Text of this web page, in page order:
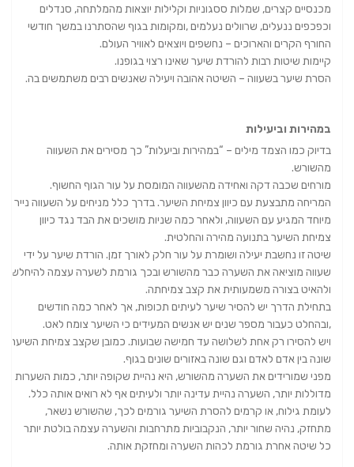
מכנסיים קצרים, שמלות ססגוניות וקלילות יוצאות מהמלתחה, סנדלים
וכפכפים ננעלים, שרוולים נעלמים ,ומקומות בגוף שהסתרנו במשך חודשי
החורף הקרים והארוכים – נחשפים ויוצאים לאוויר העולם.
קיימות שיטות רבות להורדת שיער שאינו רצוי בגופנו.
הסרת שיער בשעווה – השיטה אהובה ויעילה שאנשים רבים משתמשים בה.
במהירות וביעילות
בדיוק כמו הצמד מילים – “במהירות וביעלות” כך מסירים את השעווה
מהשורש.
מורחים שכבה דקה ואחידה מהשעווה המומסת על עור הגוף החשוף.
המריחה מתבצעת עם כיוון צמיחת השיער. בדרך כלל מניחים על השעווה נייר
מיוחד המגיע עם השעווה, ולאחר כמה שניות מושכים את הבד נגד כיוון
צמיחת השיער בתנועה מהירה והחלטית.
שיטה זו נחשבת יעילה ושומרת על עור חלק לאורך זמן. הורדת שיער על ידי
שעווה מוציאה את השערה כבר מהשורש ובכך גורמת לשערה עצמה להיחלש
ולהאיט בצורה משמעותית את קצב צמיחתה.
בתחילת הדרך יש להסיר שיער לעיתים תכופות, אך לאחר כמה חודשים
,ובהחלט כעבור מספר שנים יש אנשים המעידים כי השיער צומח לאט.
ויש להסירו רק אחת לשלושה עד חמישה שבועות. כמובן שקצב צמיחת השיער
שונה בין אדם לאדם וגם שונה באזורים שונים בגוף.
מפני שמורידים את השערה מהשורש, היא נהיית שקופה יותר, כמות השערות
מדוללות יותר, השערה נהיית עדינה יותר ולעיתים אף לא רואים אותה כלל.
לעומת גילוח, או קרמים להסרת השיער גורמים לכך, שהשורש נשאר,
מתחזק, נהיה שחור יותר, הנקבוביות מתרחבות והשערה עצמה בולטת יותר
כל שיטה אחרת גורמת לכהות השערה ומחזקת אותה.